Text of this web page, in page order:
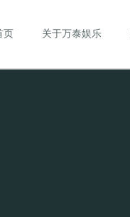
页 关于万泰娱乐